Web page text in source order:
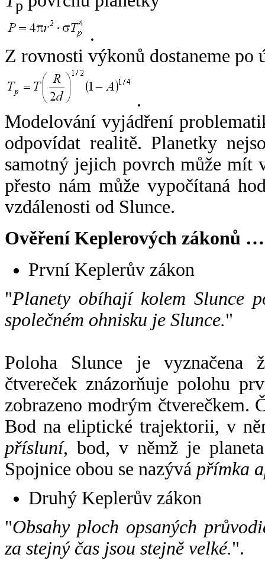
p
.
Z rovnosti výkonů dostaneme po
.
Modelování vyjádření
odpovídat realitě. Planetky
samotný jejich povrch může mít
přesto nám může vypočítaná
vzdálenosti od Slunce.
Ověření Keplerových zákonů …
První Keplerův zákon
"Planety obíhají kolem Slunce
společném ohnisku je Slunce."
Poloha Slunce je vyznačena
čtvereček znázorňuje polohu
zobrazeno modrým čtverečkem.
Bod na eliptické trajektorii, v
přísluní, bod, v němž je
Spojnice obou se nazývá přímka
Druhý Keplerův zákon
"Obsahy ploch opsaných
za stejný čas jsou stejně velké.".